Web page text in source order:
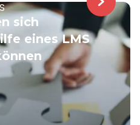
sich
eines LMS